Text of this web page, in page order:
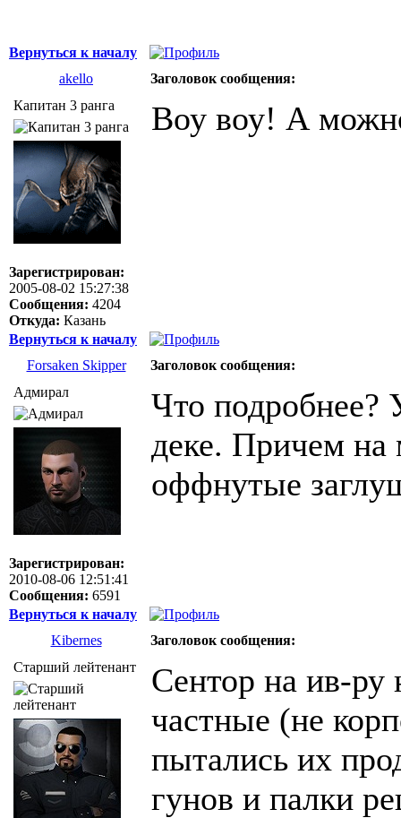
Вернуться к началу
akello
Заголовок сообщения:
Капитан 3 ранга
Зарегистрирован:
2005-08-02 15:27:38
Сообщения: 4204
Откуда: Казань
Воу воу! А
Вернуться к началу
Forsaken Skipper
Заголовок сообщения:
Адмирал
Зарегистрирован:
2010-08-06 12:51:41
Сообщения: 6591
Что подробнее?
деке. Причем на
оффнутые
Вернуться к началу
Kibernes
Заголовок сообщения:
Старший лейтенант
Сентор на ив-ру
частные (не
пытались их
гунов и палки